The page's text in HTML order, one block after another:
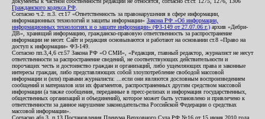
Гражданского кодекса РФ
Согласно ч.2. п.3. ст.17 «Ответственность за правонарушения в сфере информации,
информационных технологий и защиты информации» Закона РФ «Об информации,
информационных технологиях и о защите информации» (ФЗ-149 от 27.07.06 г.) архив «Дебри-
ДВ», хранящий информацию, гражданско-правовую ответственность за распространение
информации не несет. Сайт и редакция основываются и работают на основании ст.8 «Право на
доступ к информации» ФЗ-149.
Согласно пп.3,4,6 ст.57 Закона РФ «О СМИ», «Редакция, главный редактор, журналист не несут
ответственности за распространение сведений, не соответствующих действительности и
порочащих честь и достоинство граждан и организаций, либо ущемляющих права и законные
интересы граждан, либо представляющих собой злоупотребление свободой массовой
информации и (или) правами журналиста: ...если они являются дословным воспроизведением
сообщений и материалов или их фрагментов, распространенных другим средством массовой
информации (а также сообщения, переданные в пресс-релизах и информация государственных,
общественных организаций и объединений), которое может быть установлено и привлечено к
ответственности за данное нарушение законодательства Российской Федерации о средствах
массовой информации».
Согласно абз.3, п.13 Постановления Пленума Верховного Суда РФ №16 от 15 июня 2010 года